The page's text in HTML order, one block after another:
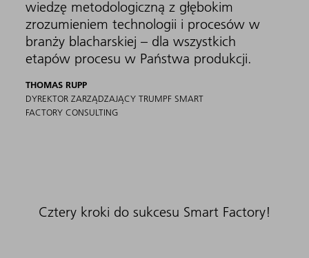
wiedzę metodologiczną z głębokim
zrozumieniem technologii i procesów w
branży blacharskiej – dla wszystkich
etapów procesu w Państwa produkcji.
THOMAS RUPP
DYREKTOR ZARZĄDZAJĄCY TRUMPF SMART
FACTORY CONSULTING
Cztery kroki do sukcesu Smart Factory!